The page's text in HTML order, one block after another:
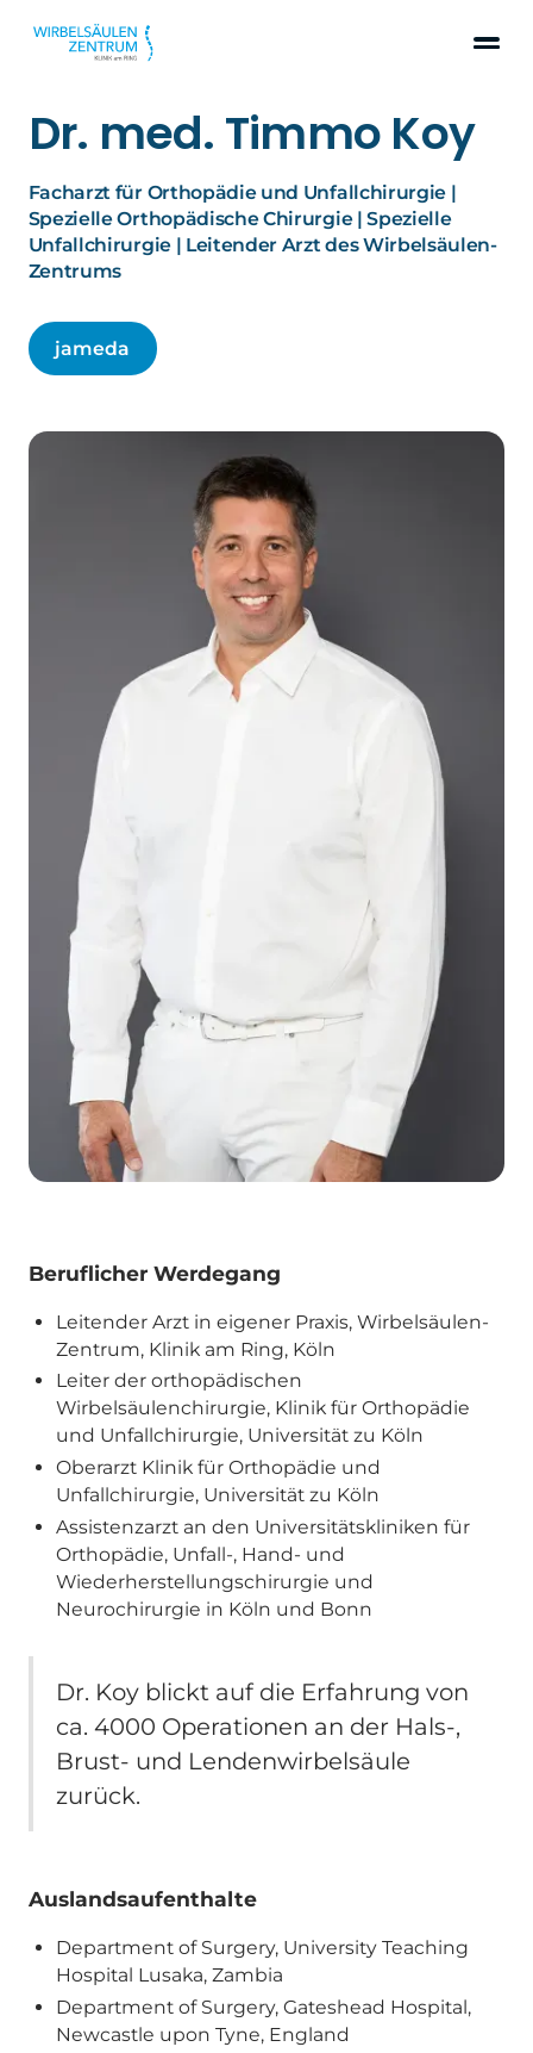
Dr. med. Timmo Koy
Facharzt für Orthopädie und Unfallchirurgie |
Spezielle Orthopädische Chirurgie | Spezielle
Unfallchirurgie | Leitender Arzt des Wirbelsäulen-
Zentrums
jameda
Beruflicher Werdegang
Leitender Arzt in eigener Praxis, Wirbelsäulen-
Zentrum, Klinik am Ring, Köln
Leiter der orthopädischen
Wirbelsäulenchirurgie, Klinik für Orthopädie
und Unfallchirurgie, Universität zu Köln
Oberarzt Klinik für Orthopädie und
Unfallchirurgie, Universität zu Köln
Assistenzarzt an den Universitätskliniken für
Orthopädie, Unfall-, Hand- und
Wiederherstellungschirurgie und
Neurochirurgie in Köln und Bonn
Dr. Koy blickt auf die Erfahrung von
ca. 4000 Operationen an der Hals-,
Brust- und Lendenwirbelsäule
zurück.
Auslandsaufenthalte
Department of Surgery, University Teaching
Hospital Lusaka, Zambia
Department of Surgery, Gateshead Hospital,
Newcastle upon Tyne, England